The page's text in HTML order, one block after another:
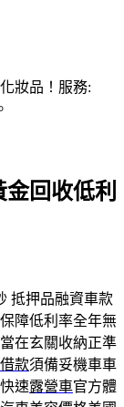
妝品！服務:
回收低利
抵押品融資車款
障低利率全年無
在玄關收納正準
款須備妥機車車
速露營車官方體